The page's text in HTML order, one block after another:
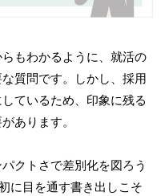
もわかるように、就活の
質問です。しかし、採用
ているため、印象に残る
あります。
クトさで差別化を図ろう
に目を通す書き出しこそ